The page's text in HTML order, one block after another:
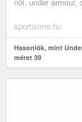
sportisimo.hu
Hasonlók, mint
méret 39